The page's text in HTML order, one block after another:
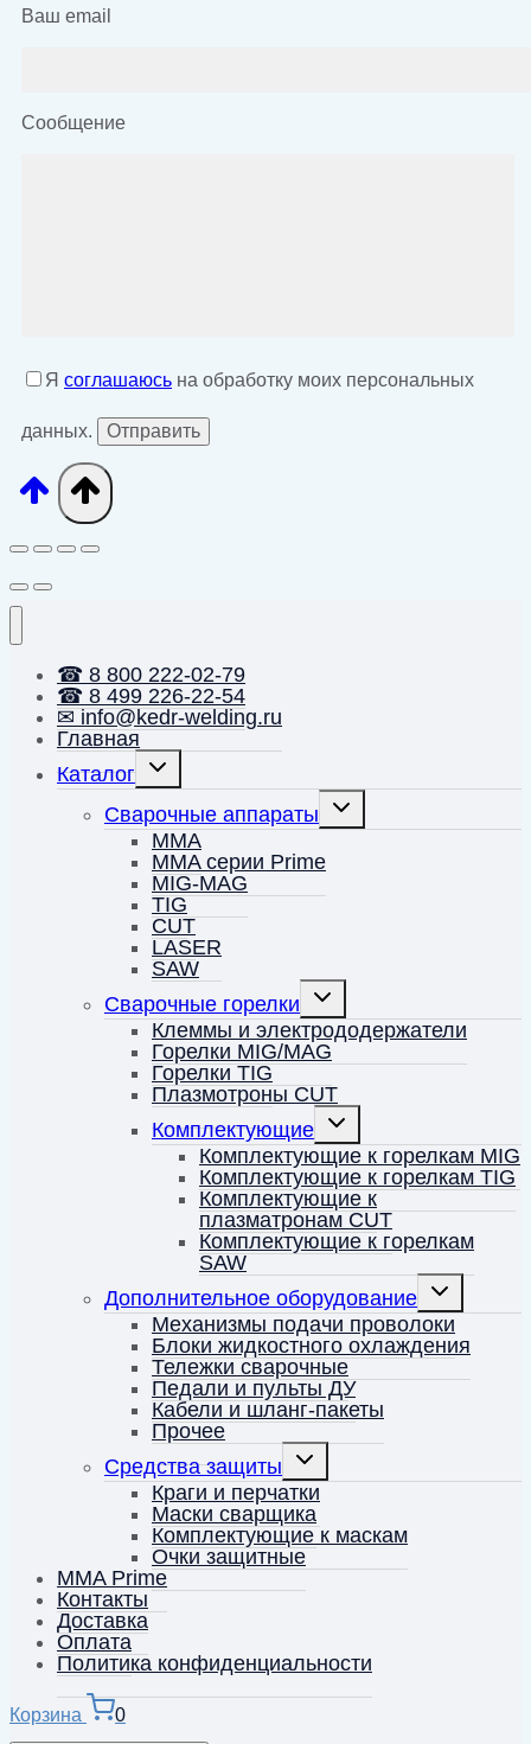
Ваш email
Сообщение
Я соглашаюсь на обработку моих персональных
данных.
☎ 8 800 222-02-79
☎ 8 499 226-22-54
✉ info@kedr-welding.ru
Главная
Каталог
Переключить
дочернее
меню
Сварочные аппараты
Переключить
дочернее
меню
MMA
MMA серии Prime
MIG-MAG
TIG
CUT
LASER
SAW
Сварочные горелки
Переключить
дочернее
меню
Клеммы и электрододержатели
Горелки MIG/MAG
Горелки TIG
Плазмотроны CUT
Комплектующие
Переключить
дочернее
меню
Комплектующие к горелкам MIG
Комплектующие к горелкам TIG
Комплектующие к
плазматронам CUT
Комплектующие к горелкам
SAW
Дополнительное оборудование
Переключить
дочернее
меню
Механизмы подачи проволоки
Блоки жидкостного охлаждения
Тележки сварочные
Педали и пульты ДУ
Кабели и шланг-пакеты
Прочее
Средства защиты
Переключить
дочернее
меню
Краги и перчатки
Маски сварщика
Комплектующие к маскам
Очки защитные
MMA Prime
Контакты
Доставка
Оплата
Политика конфиденциальности
Корзина 0